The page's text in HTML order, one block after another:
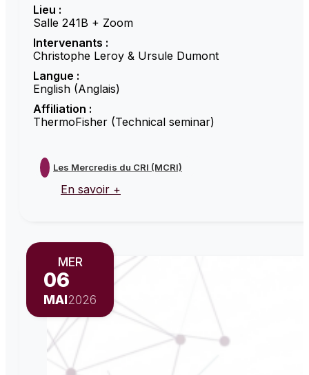
Lieu :
Salle 241B + Zoom
Intervenants :
Christophe Leroy & Ursule Dumont
Langue :
English (Anglais)
Affiliation :
ThermoFisher (Technical seminar)
Les Mercredis du CRI (MCRI)
En savoir +
MER
06
MAI2026